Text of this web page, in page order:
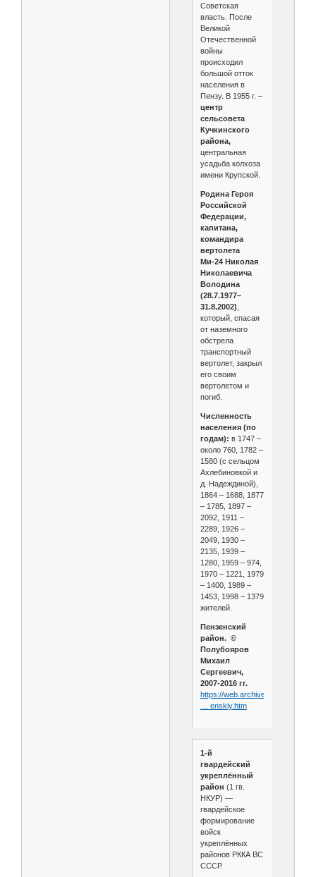
Советская
власть. После
Великой
Отечественной
войны
происходил
большой отток
населения в
Пензу. В 1955 г. –
центр
сельсовета
Кучкинского
района,
центральная
усадьба колхоза
имени Крупской.
Родина Героя
Российской
Федерации,
капитана,
командира
вертолета
Ми-24 Николая
Николаевича
Володина
(28.7.1977–
31.8.2002),
который, спасая
от наземного
обстрела
транспортный
вертолет, закрыл
его своим
вертолетом и
погиб.
Численность
населения (по
годам): в 1747 –
около 760, 1782 –
1580 (с сельцом
Ахлебиновкой и
д. Надеждиной),
1864 – 1688, 1877
– 1785, 1897 –
2092, 1911 –
2289, 1926 –
2049, 1930 –
2135, 1939 –
1280, 1959 – 974,
1970 – 1221, 1979
– 1400, 1989 –
1453, 1998 – 1379
жителей.
Пензенский
район. ©
Полубояров
Михаил
Сергеевич,
2007-2016 гг.
https://web.archive.org/web/
… enskiy.htm
1-й
гвардейский
укреплённый
район (1 гв.
НКУР) —
гвардейское
формирование
войск
укреплённых
районов РККА ВС
СССР.